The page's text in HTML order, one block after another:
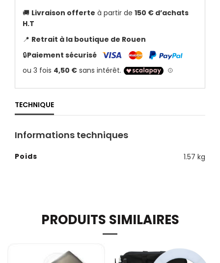
🚚 Livraison offerte à partir de 150 € d’achats
H.T
📍 Retrait à la boutique de Rouen
🔒Paiement sécurisé
TECHNIQUE
Informations techniques
Poids 1.57 kg
PRODUITS SIMILAIRES